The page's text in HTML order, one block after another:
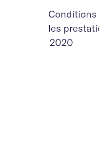
Conditions
les
2020